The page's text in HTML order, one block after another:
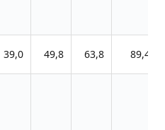
39,0 49,8 63,8 89,4